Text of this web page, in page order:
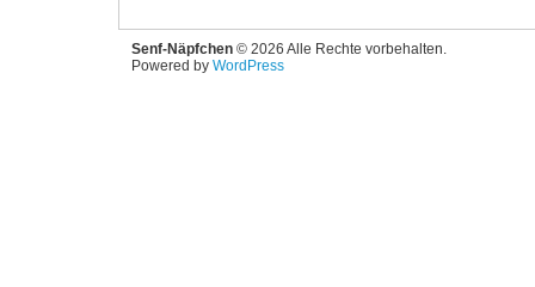
Senf-Näpfchen © 2026 Alle Rechte vorbehalten.
Powered by WordPress